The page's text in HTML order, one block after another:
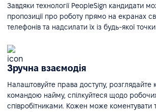
Завдяки технології PeopleSign кандидати
пропозиції про роботу прямо на екранах
телефонів та надсилати їх із будь-якої точки
Зручна взаємодія
Налаштовуйте права доступу, розглядайте
командою найму, спілкуйтеся щодо робочих
співробітниками. Кожен може коментувати